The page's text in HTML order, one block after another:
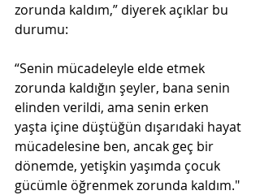
zorunda kaldım,” diyerek açıklar bu
durumu:
“Senin mücadeleyle elde etmek
zorunda kaldığın şeyler, bana senin
elinden verildi, ama senin erken
yaşta içine düştüğün dışarıdaki hayat
mücadelesine ben, ancak geç bir
dönemde, yetişkin yaşımda çocuk
gücümle öğrenmek zorunda kaldım."